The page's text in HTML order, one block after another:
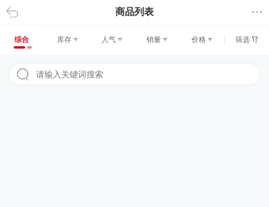
返回 商品列表
综合 库存 人气 销量 价格 筛选